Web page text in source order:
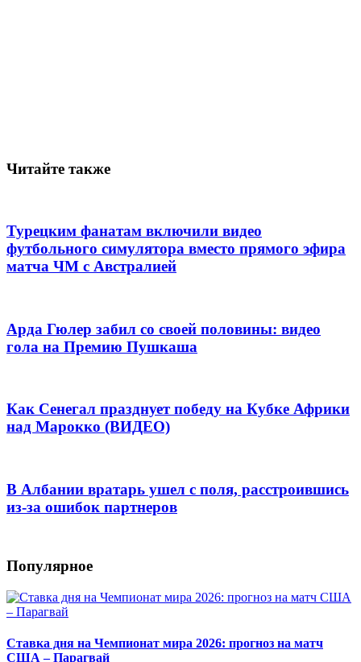
Читайте также
Турецким фанатам включили видео
футбольного симулятора вместо прямого эфира
матча ЧМ с Австралией
Арда Гюлер забил со своей половины: видео
гола на Премию Пушкаша
Как Сенегал празднует победу на Кубке Африки
над Марокко (ВИДЕО)
В Албании вратарь ушел с поля, расстроившись
из-за ошибок партнеров
Популярное
Ставка дня на Чемпионат мира 2026: прогноз на матч
США – Парагвай